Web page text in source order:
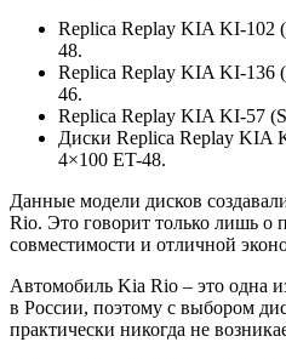
Replica Replay KIA KI-102
48.
Replica Replay KIA KI-136
46.
Replica Replay KIA KI-57
Диски Replica Replay KIA
4×100 ET-48.
Данные модели дисков
Rio. Это говорит только лишь о
совместимости и отличной
Автомобиль Kia Rio – это одна
в России, поэтому с выбором
практически никогда не